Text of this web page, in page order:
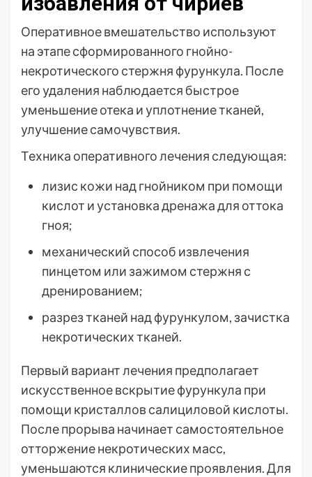
Оперативное вмешательство используют
на этапе сформированного гнойно-
некротического стержня фурункула. После
его удаления наблюдается быстрое
уменьшение отека и уплотнение тканей,
улучшение самочувствия.
Техника оперативного лечения следующая:
лизис кожи над гнойником при помощи
кислот и установка дренажа для оттока
гноя;
механический способ извлечения
пинцетом или зажимом стержня с
дренированием;
разрез тканей над фурункулом, зачистка
некротических тканей.
Первый вариант лечения предполагает
искусственное вскрытие фурункула при
помощи кристаллов салициловой кислоты.
После прорыва начинает самостоятельное
отторжение некротических масс,
уменьшаются клинические проявления. Для